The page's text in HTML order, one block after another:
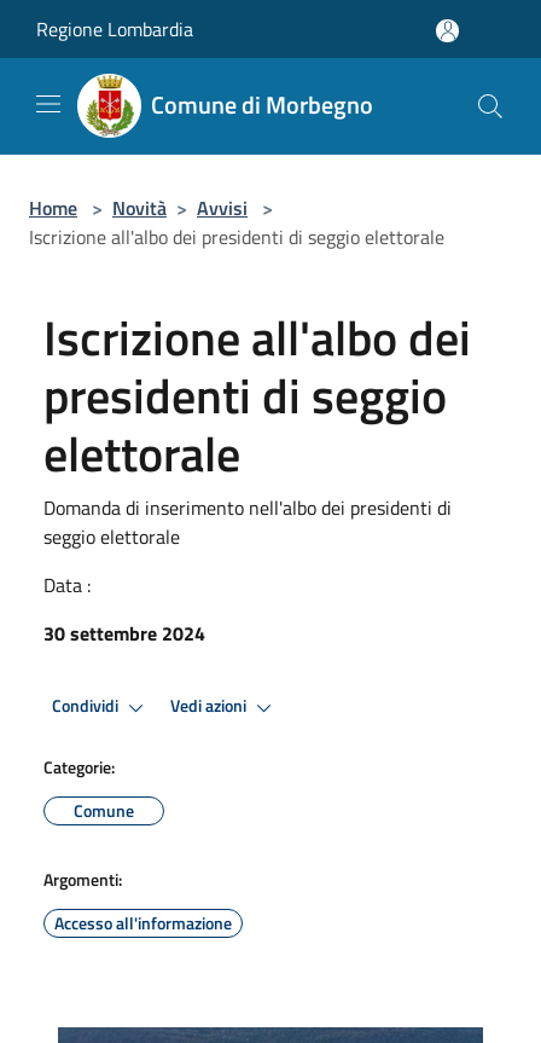
Regione Lombardia
Comune di Morbegno
Home > Novità > Avvisi >
Iscrizione all'albo dei presidenti di seggio elettorale
Iscrizione all'albo dei
presidenti di seggio
elettorale
Domanda di inserimento nell'albo dei presidenti di
seggio elettorale
Data :
30 settembre 2024
Condividi Vedi azioni
Categorie:
Comune
Argomenti:
Accesso all'informazione